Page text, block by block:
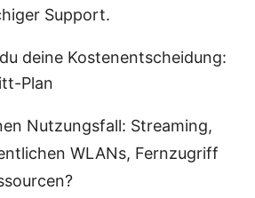
Support.
deine Kostenentscheidung:
Plan
Nutzungsfall: Streaming,
WLANs, Fernzugriff